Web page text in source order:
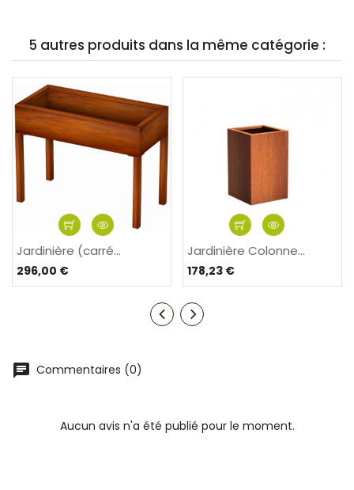
5 autres produits dans la même catégorie :
Jardinière (carré...
296,00 €
Jardinière Colonne...
178,23 €
Commentaires (0)
Aucun avis n'a été publié pour le moment.